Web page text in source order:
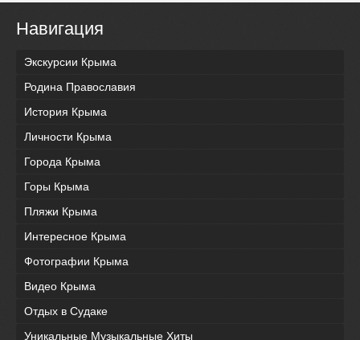
Навигация
Экскурсии Крыма
Родина Православия
История Крыма
Личности Крыма
Города Крыма
Горы Крыма
Пляжи Крыма
Интересное Крыма
Фотографии Крыма
Видео Крыма
Отдых в Судаке
Уникальные Музыкальные Хиты